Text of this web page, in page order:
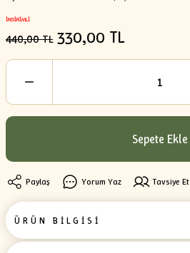
İNDİRİMLİ
440,00 TL 330,00 TL
Sepete Ekle
Paylaş Yorum Yaz Tavsiye Et
ÜRÜN BİLGİSİ